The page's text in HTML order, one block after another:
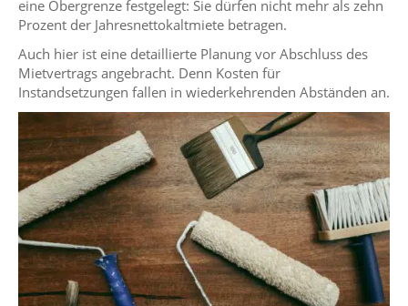
eine Obergrenze festgelegt: Sie dürfen nicht mehr als zehn
Prozent der Jahresnettokaltmiete betragen.
Auch hier ist eine detaillierte Planung vor Abschluss des
Mietvertrags angebracht. Denn Kosten für
Instandsetzungen fallen in wiederkehrenden Abständen an.